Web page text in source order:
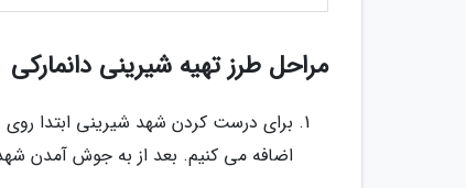
مراحل طرز تهیه شیرینی دانمارکی
برای درست کردن شهد شیرینی ابتدا
اضافه می کنیم. بعد از به جوش آمدن